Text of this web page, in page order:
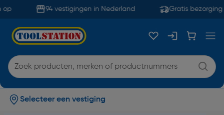
94 vestigingen in Nederland Gratis bezorging
Selecteer een vestiging